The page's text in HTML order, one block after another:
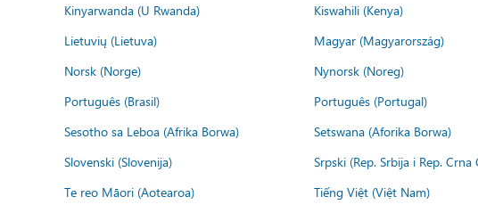
Kinyarwanda (U Rwanda)
Kiswahili (Kenya)
Lietuvių (Lietuva)
Magyar (Magyarország)
Norsk (Norge)
Nynorsk (Noreg)
Português (Brasil)
Português (Portugal)
Sesotho sa Leboa (Afrika Borwa)
Setswana (Aforika Borwa)
Slovenski (Slovenija)
Srpski (Rep. Srbija i Rep. Crna
Te reo Māori (Aotearoa)
Tiếng Việt (Việt Nam)